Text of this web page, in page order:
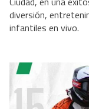
diversión,
infantiles en vivo.